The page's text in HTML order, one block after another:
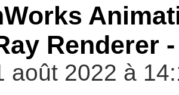
Renderer
août 2022 à